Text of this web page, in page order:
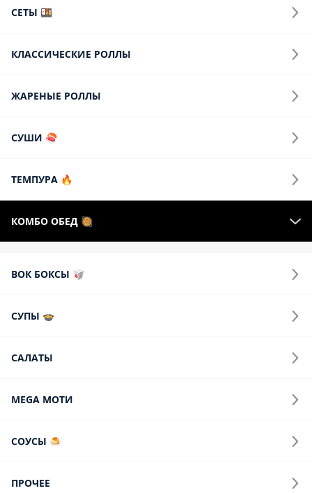
СЕТЫ 🍱
КЛАССИЧЕСКИЕ РОЛЛЫ
ЖАРЕНЫЕ РОЛЛЫ
СУШИ 🍣
ТЕМПУРА 🔥
КОМБО ОБЕД 🥘
ВОК БОКСЫ 🥡
СУПЫ 🍲
САЛАТЫ
MEGA МОТИ
СОУСЫ 🍮
ПРОЧЕЕ